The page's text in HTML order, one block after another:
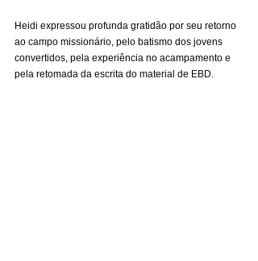
Heidi expressou profunda gratidão por seu retorno
ao campo missionário, pelo batismo dos jovens
convertidos, pela experiência no acampamento e
pela retomada da escrita do material de EBD.